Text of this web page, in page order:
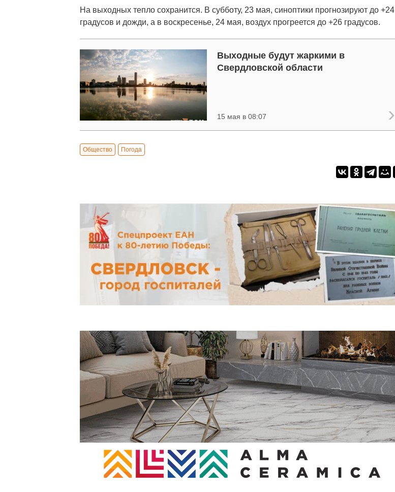
На выходных тепло сохранится. В субботу, 23 мая, синоптики прогнозируют до +24
градусов и дожди, а в воскресенье, 24 мая, воздух прогреется до +26 градусов.
Выходные будут жаркими в
Свердловской области
15 мая в 08:07
Общество Погода